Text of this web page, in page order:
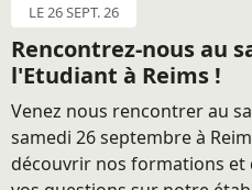
LE 26 SEPT. 26
Rencontrez-nous au
l'Etudiant à Reims !
Venez nous rencontrer au
samedi 26 septembre à
découvrir nos formations et